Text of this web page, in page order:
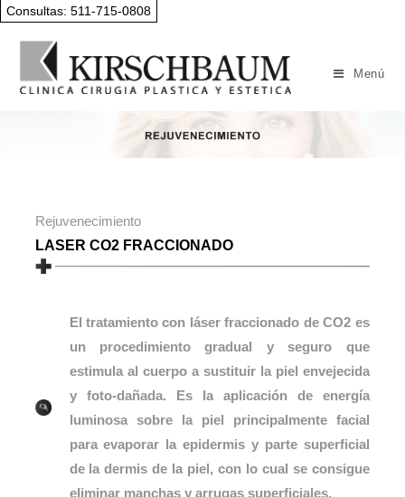
Consultas: 511-715-0808
Menú
Rejuvenecimiento
LASER CO2 FRACCIONADO
El tratamiento con láser fraccionado de CO2 es
un procedimiento gradual y seguro que
estimula al cuerpo a sustituir la piel envejecida
y foto-dañada. Es la aplicación de energía
luminosa sobre la piel principalmente facial
para evaporar la epidermis y parte superficial
de la dermis de la piel, con lo cual se consigue
eliminar manchas y arrugas superficiales.